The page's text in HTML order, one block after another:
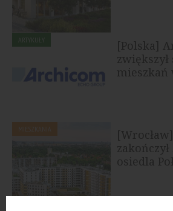
ARTYKUŁY
[Polska]
zwiększył
mieszkań
osiedla